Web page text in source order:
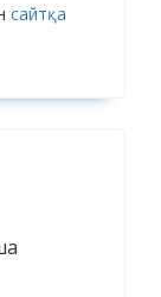
сайтқа